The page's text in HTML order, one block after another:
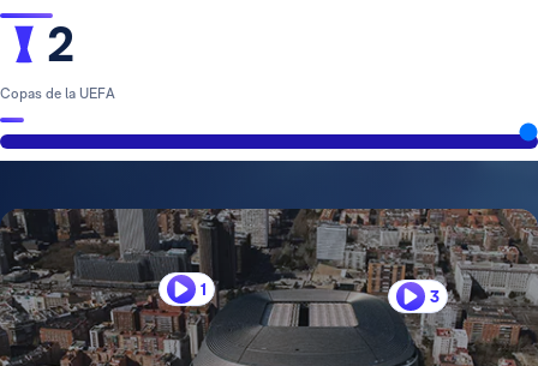
2
Copas de la UEFA
1 3